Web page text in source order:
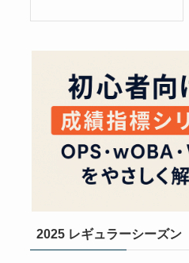
2025 レギュラーシーズン